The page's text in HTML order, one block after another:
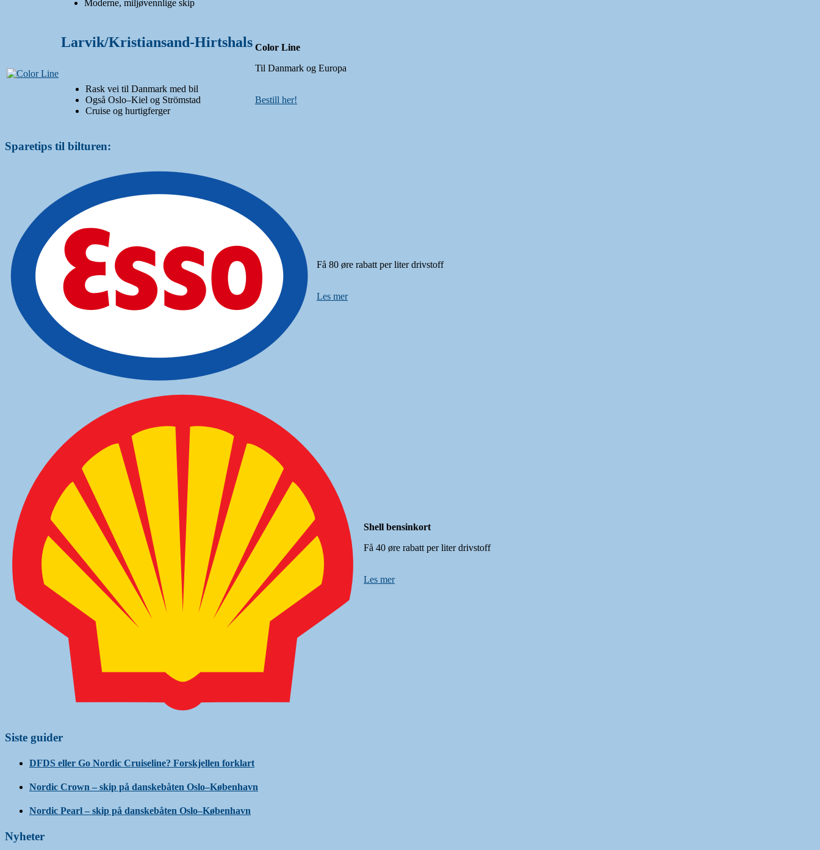
Moderne, miljøvennlige skip
Larvik/Kristiansand-Hirtshals
Rask vei til Danmark med bil
Også Oslo–Kiel og Strömstad
Cruise og hurtigferger
Color Line
Til Danmark og Europa
Bestill her!
Sparetips til bilturen:
Få 80 øre rabatt per liter drivstoff
Les mer
Shell bensinkort
Få 40 øre rabatt per liter drivstoff
Les mer
Siste guider
DFDS eller Go Nordic Cruiseline? Forskjellen forklart
Nordic Crown – skip på danskebåten Oslo–København
Nordic Pearl – skip på danskebåten Oslo–København
Nyheter